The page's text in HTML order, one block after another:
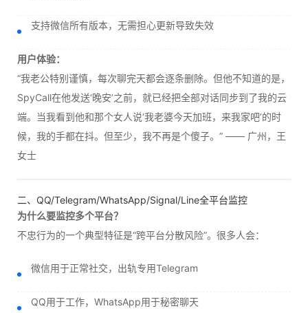
支持微信所有版本，无需担心更新导致失效
用户体验：
“我老公特别谨慎，每次聊完天都会逐条删除。但他不知道的是，
SpyCall在他发送‘晚安’之前，就已经把全部对话同步到了我的云
端。当我看到他和那个女人说‘我老婆今天加班，来我家吧’的时
候，我的手都在抖。但至少，我不再是个傻子。” —— 广州，王
女士
二、QQ/Telegram/WhatsApp/Signal/Line全平台监控
为什么要监控多个平台？
不忠行为的一个典型特征是“跨平台分散风险”。很多人会：
微信用于正常社交，出轨专用Telegram
QQ用于工作，WhatsApp用于秘密聊天